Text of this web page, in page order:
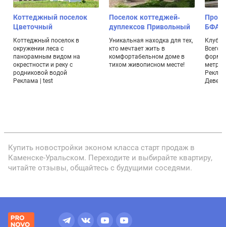
Коттеджный поселок
Цветочный
Коттеджный поселок в
окружении леса с
панорамным видом на
окрестности и реку с
родниковой водой
Реклама | test
Поселок коттеджей-
дуплексов Привольный
Уникальная находка для тех,
кто мечтает жить в
комфортабельном доме в
тихом живописном месте!
БФА-
Всего
Купить новостройки эконом класса старт продаж в
Каменске-Уральском. Переходите и выбирайте квартиру,
читайте отзывы, общайтесь с будущими соседями.